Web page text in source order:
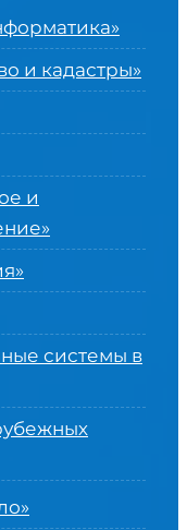
и кадастры»
и
системы в